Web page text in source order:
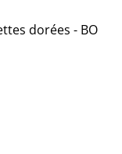
dorées - BO